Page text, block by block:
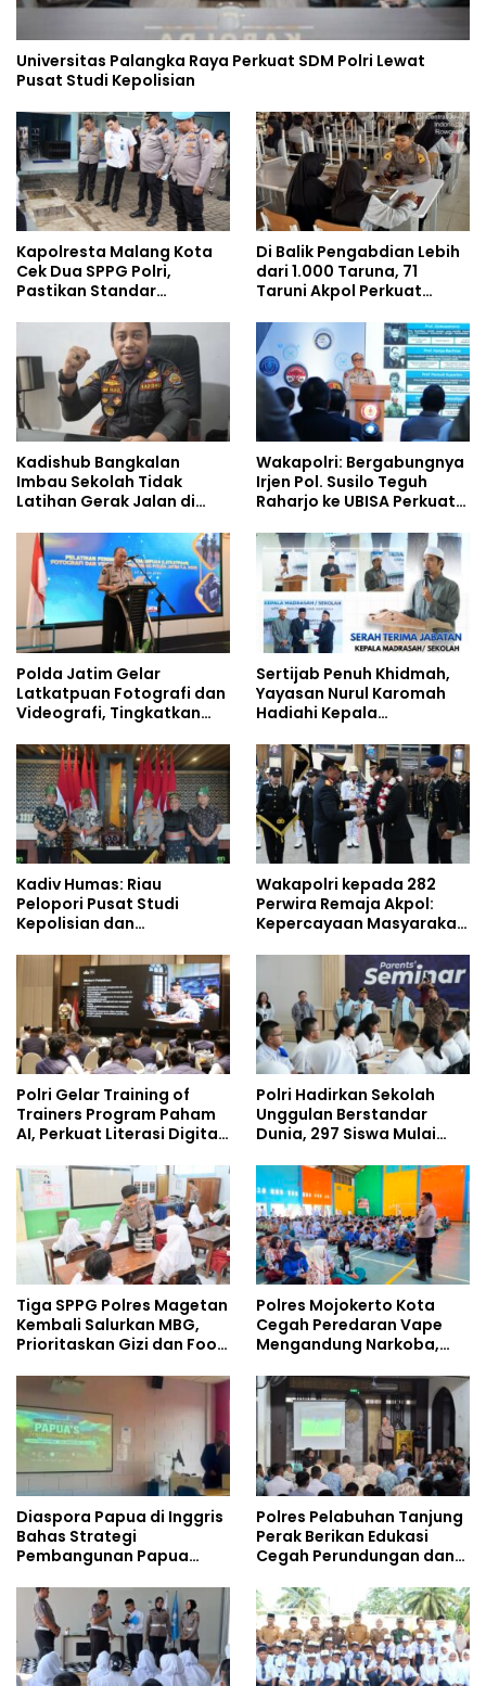
Universitas Palangka Raya Perkuat SDM Polri Lewat
Pusat Studi Kepolisian
Kapolresta Malang Kota
Cek Dua SPPG Polri,
Pastikan Standar
Pengelolaan Limbah
Berjalan Optimal
Di Balik Pengabdian Lebih
dari 1.000 Taruna, 71
Taruni Akpol Perkuat
Siswa Sekolah Rakyat
Kadishub Bangkalan
Imbau Sekolah Tidak
Latihan Gerak Jalan di
Wakapolri: Bergabungnya
Irjen Pol. Susilo Teguh
Raharjo ke UBISA Perkuat
Studi Kepolisian
Polda Jatim Gelar
Latkatpuan Fotografi dan
Videografi, Tingkatkan
Era Digital
Sertijab Penuh Khidmah,
Yayasan Nurul Karomah
Hadiahi Kepala
Umrah
Kadiv Humas: Riau
Pelopori Pusat Studi
Kepolisian dan
Policing Masuki Babak
Wakapolri kepada 282
Perwira Remaja Akpol:
Kepercayaan Masyarakat
Polri Gelar Training of
Trainers Program Paham
AI, Perkuat Literasi Digital
Polri Hadirkan Sekolah
Unggulan Berstandar
Dunia, 297 Siswa Mulai
Tiga SPPG Polres Magetan
Kembali Salurkan MBG,
Prioritaskan Gizi dan Food
Polres Mojokerto Kota
Cegah Peredaran Vape
Mengandung Narkoba,
Kalangan Remaja
Diaspora Papua di Inggris
Bahas Strategi
Pembangunan Papua
Doktoral Internasional
Polres Pelabuhan Tanjung
Perak Berikan Edukasi
Cegah Perundungan dan
kepada Pelajar MPLS